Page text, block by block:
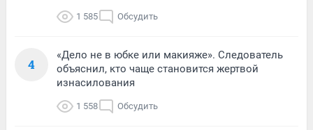
1 585 Обсудить
4
«Дело не в юбке или макияже». Следователь
объяснил, кто чаще становится жертвой
изнасилования
1 558 Обсудить